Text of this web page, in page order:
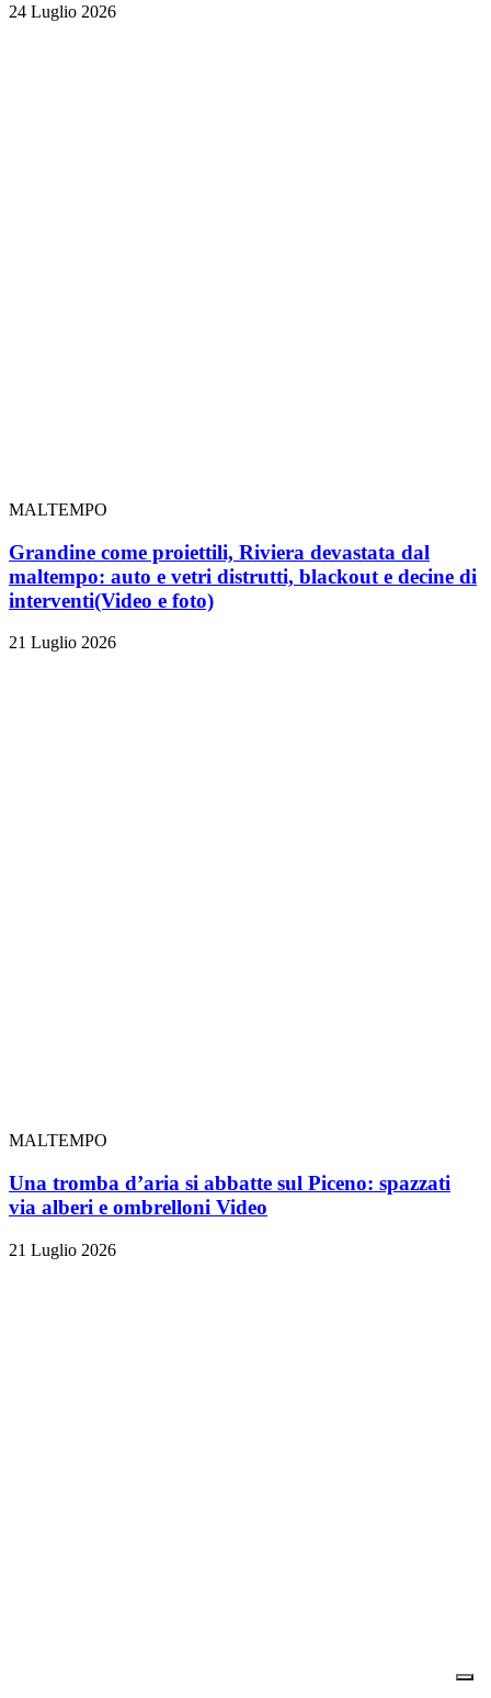
24 Luglio 2026
MALTEMPO
Grandine come proiettili, Riviera devastata dal
maltempo: auto e vetri distrutti, blackout e decine di
interventi(Video e foto)
21 Luglio 2026
MALTEMPO
Una tromba d’aria si abbatte sul Piceno: spazzati
via alberi e ombrelloni Video
21 Luglio 2026